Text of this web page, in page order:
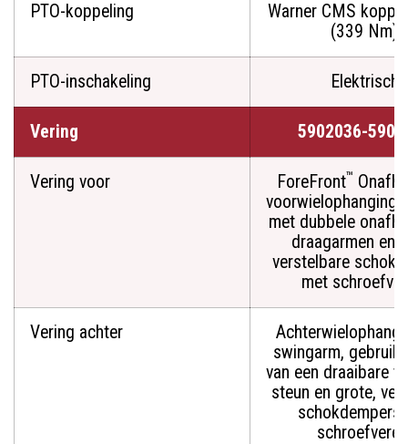
PTO-koppeling
Warner CMS
(339 Nm)
PTO-inschakeling Elektrisch
Vering 5902036-
Vering voor ForeFront™
met dubbele
draagarmen en
verstelbare
met
Vering achter
swingarm,
van een draaibare
steun en grote,
schokdempers